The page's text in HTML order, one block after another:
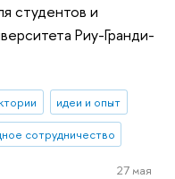
студентов и
Риу-Гранди-
идеи и опыт
сотрудничество
27 мая